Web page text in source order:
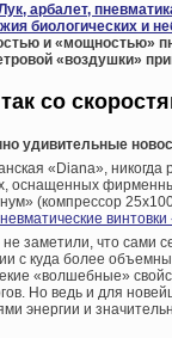
арбалет,
биологических и
и «мощностью»
«воздушки»
со
удивительные
«Diana»,
оснащенных
(компрессор
заметили, что сами
с куда более
«волшебные»
Но ведь и для
энергии и